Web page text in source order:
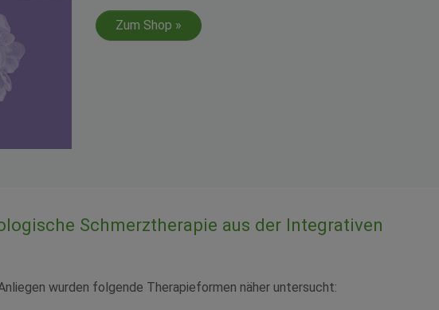
Zum Shop »
Schmerztherapie aus der Integrativen
wurden folgende Therapieformen näher untersucht: